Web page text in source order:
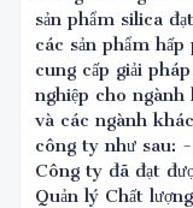
sản phẩm silica
các sản phẩm
cung cấp giải
nghiệp cho ngành
và các ngành
công ty như sau:
Công ty đã đạt
Quản lý Chất